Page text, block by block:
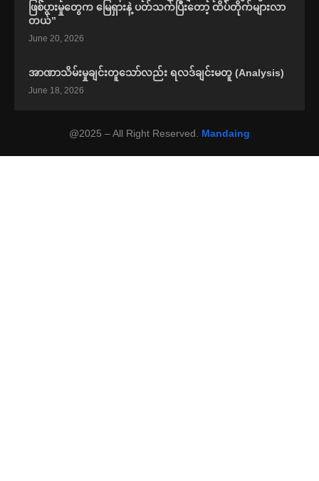
ဖြစ်ပွားမှုတွေက မြေရှားနဲ့ ပတ်သက်ပြီးတော့ ထိပ်တိုက်များလာ
တယ်”
June 20, 2026
အာဏာသိမ်းမှုချင်းတူသော်လည်း ရလဒ်ချင်းမတူ (Analysis)
June 18, 2026
@2025 – All Right Reserved. Mandaing